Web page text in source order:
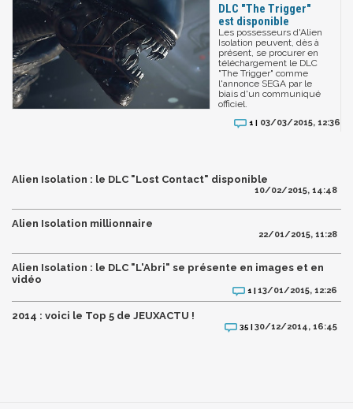
DLC "The Trigger"
est disponible
Les possesseurs d'Alien
Isolation peuvent, dès à
présent, se procurer en
téléchargement le DLC
"The Trigger" comme
l'annonce SEGA par le
biais d'un communiqué
officiel.
1 | 03/03/2015, 12:36
Alien Isolation : le DLC "Lost Contact" disponible
10/02/2015, 14:48
Alien Isolation millionnaire
22/01/2015, 11:28
Alien Isolation : le DLC "L'Abri" se présente en images et en
vidéo
1 |13/01/2015, 12:26
2014 : voici le Top 5 de JEUXACTU !
35 |30/12/2014, 16:45